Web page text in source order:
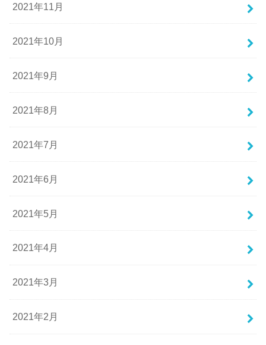
2021年11月
2021年10月
2021年9月
2021年8月
2021年7月
2021年6月
2021年5月
2021年4月
2021年3月
2021年2月